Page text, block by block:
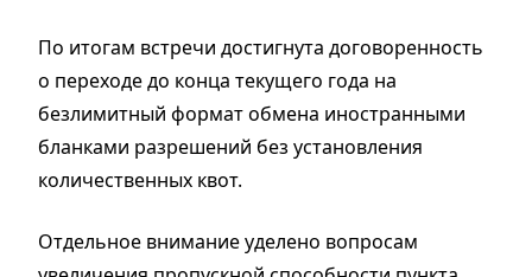
По итогам встречи достигнута договоренность
о переходе до конца текущего года на
безлимитный формат обмена иностранными
бланками разрешений без установления
количественных квот.
Отдельное внимание уделено вопросам